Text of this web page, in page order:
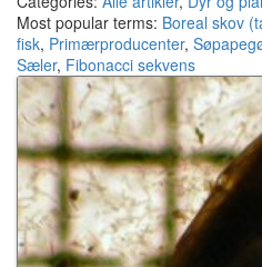
Most popular terms: Boreal skov
fisk, Primærproducenter,
Sæler, Fibonacci sekvens